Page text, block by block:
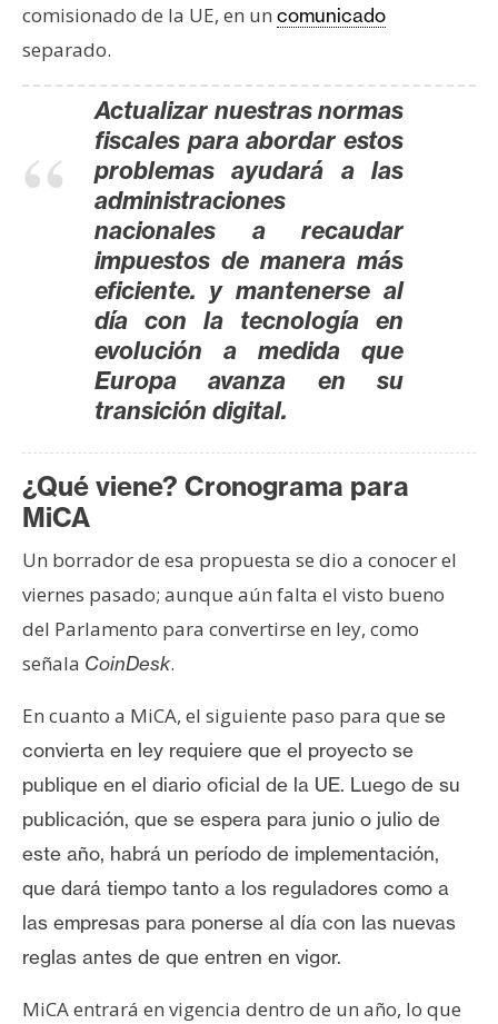
comisionado de la UE, en un comunicado
separado.
Actualizar nuestras normas
fiscales para abordar estos
problemas ayudará a las
administraciones
nacionales a recaudar
impuestos de manera más
eficiente. y mantenerse al
día con la tecnología en
evolución a medida que
Europa avanza en su
transición digital.
¿Qué viene? Cronograma para
MiCA
Un borrador de esa propuesta se dio a conocer el
viernes pasado; aunque aún falta el visto bueno
del Parlamento para convertirse en ley, como
señala CoinDesk.
En cuanto a MiCA, el siguiente paso para que se
convierta en ley requiere que el proyecto se
publique en el diario oficial de la UE. Luego de su
publicación, que se espera para junio o julio de
este año, habrá un período de implementación,
que dará tiempo tanto a los reguladores como a
las empresas para ponerse al día con las nuevas
reglas antes de que entren en vigor.
MiCA entrará en vigencia dentro de un año, lo que